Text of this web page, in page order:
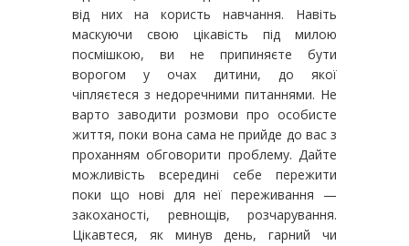
від них на користь навчання. Навіть
маскуючи свою цікавість під милою
посмішкою, ви не припиняєте бути
ворогом у очах дитини, до якої
чіпляєтеся з недоречними питаннями. Не
варто заводити розмови про особисте
життя, поки вона сама не прийде до вас з
проханням обговорити проблему. Дайте
можливість всередині себе пережити
поки що нові для неї переживання —
закоханості, ревнощів, розчарування.
Цікавтеся, як минув день, гарний чи